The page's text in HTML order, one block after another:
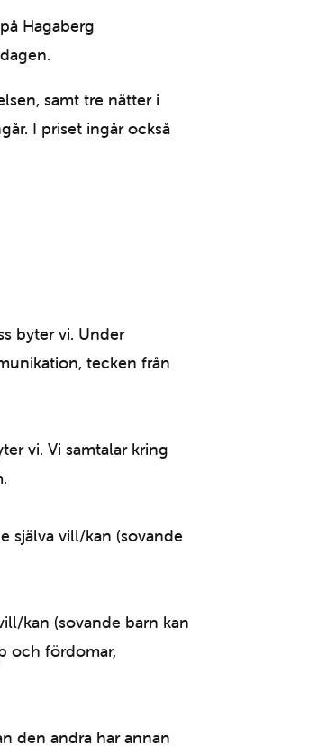
Hagaberg
samt tre nätter i
I priset ingår också
byter vi. Under
tecken från
vi. Vi samtalar kring
själva vill/kan (sovande
kan (sovande barn kan
och fördomar,
den andra har annan